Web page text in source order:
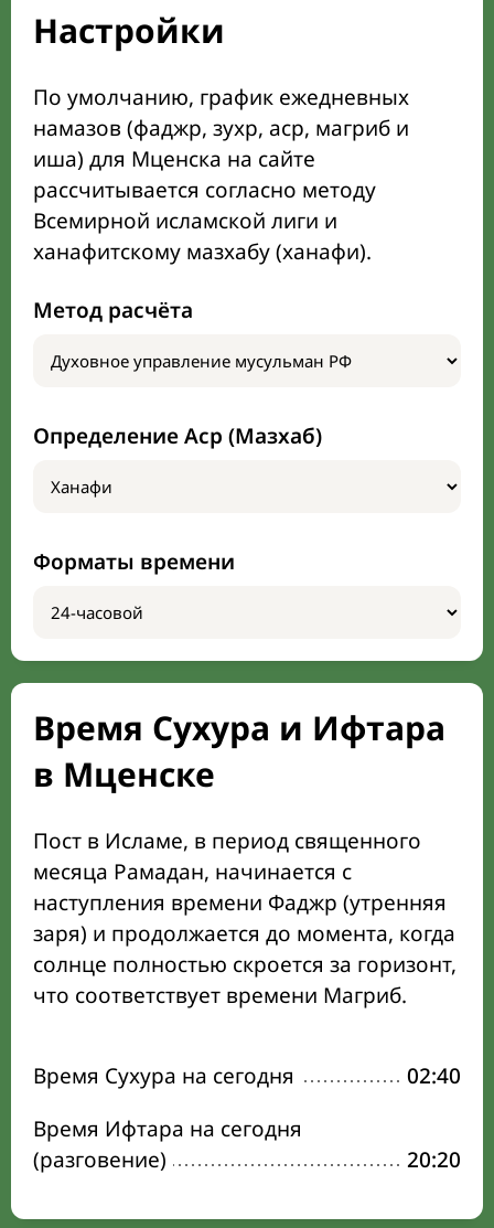
Настройки
По умолчанию, график ежедневных
намазов (фаджр, зухр, аср, магриб и
иша) для Мценска на сайте
рассчитывается согласно методу
Всемирной исламской лиги и
ханафитскому мазхабу (ханафи).
Метод расчёта
Определение Аср (Мазхаб)
Форматы времени
Время Сухура и Ифтара
в Мценске
Пост в Исламе, в период священного
месяца Рамадан, начинается с
наступления времени Фаджр (утренняя
заря) и продолжается до момента, когда
солнце полностью скроется за горизонт,
что соответствует времени Магриб.
Время Сухура на сегодня
02:40
Время Ифтара на сегодня
(разговение)
20:20